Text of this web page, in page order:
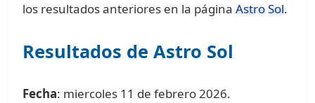
los resultados anteriores en la páginaAstro Sol.
Resultados de Astro Sol
Fecha: miercoles 11 de febrero 2026.